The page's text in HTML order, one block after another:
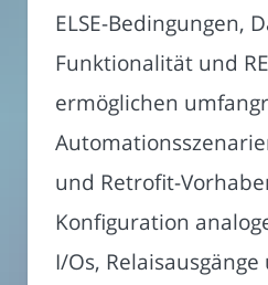
ELSE-Bedingungen,
Funktionalität und
ermöglichen
und Retrofit-
Konfiguration
I/Os, Relaisausgänge